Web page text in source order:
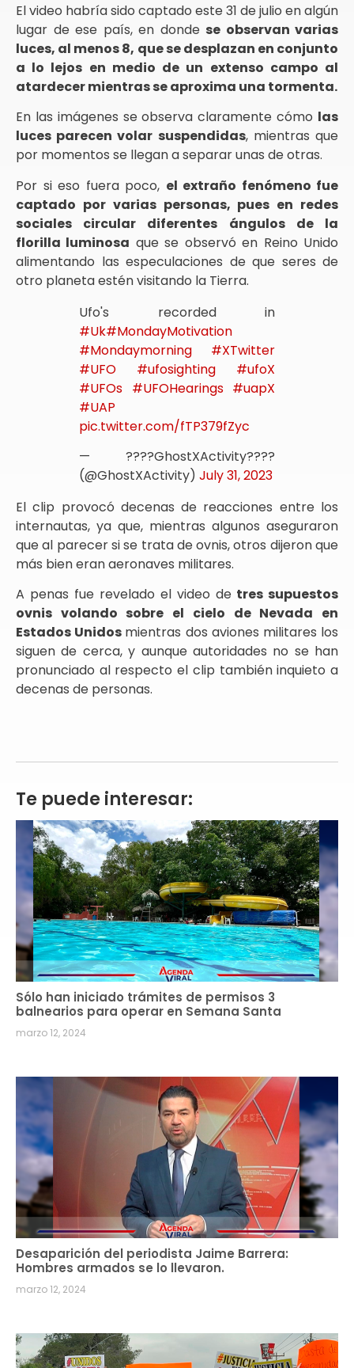
El video habría sido captado este 31 de julio en algún
lugar de ese país, en donde se observan varias
luces, al menos 8, que se desplazan en conjunto
a lo lejos en medio de un extenso campo al
atardecer mientras se aproxima una tormenta.
En las imágenes se observa claramente cómo las
luces parecen volar suspendidas, mientras que
por momentos se llegan a separar unas de otras.
Por si eso fuera poco, el extraño fenómeno fue
captado por varias personas, pues en redes
sociales circular diferentes ángulos de la
florilla luminosa que se observó en Reino Unido
alimentando las especulaciones de que seres de
otro planeta estén visitando la Tierra.
Ufo's recorded in
#Uk#MondayMotivation
#Mondaymorning
#XTwitter
#UFO
#ufosighting
#ufoX
#UFOs #UFOHearings #uapX
#UAP
pic.twitter.com/fTP379fZyc
— ????GhostXActivity????
(@GhostXActivity) July 31, 2023
El clip provocó decenas de reacciones entre los
internautas, ya que, mientras algunos aseguraron
que al parecer si se trata de ovnis, otros dijeron que
más bien eran aeronaves militares.
A penas fue revelado el video de tres supuestos
ovnis volando sobre el cielo de Nevada en
Estados Unidos mientras dos aviones militares los
siguen de cerca, y aunque autoridades no se han
pronunciado al respecto el clip también inquieto a
decenas de personas.
Te puede interesar:
Sólo han iniciado trámites de permisos 3
balnearios para operar en Semana Santa
marzo 12, 2024
Desaparición del periodista Jaime Barrera:
Hombres armados se lo llevaron.
marzo 12, 2024